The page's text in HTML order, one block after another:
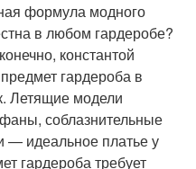
формула модного
в любом гардеробе?
константой
гардероба в
Летящие модели
соблазнительные
— идеальное платье у
гардероба требует